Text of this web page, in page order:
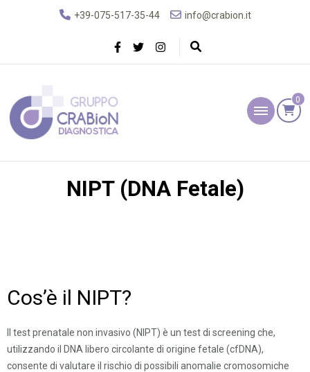
+39-075-517-35-44 info@crabion.it
Gruppo Crabion
Diagnostica
0
NIPT (DNA Fetale)
Cos’è il NIPT?
Il test prenatale non invasivo (NIPT) è un test di screening che,
utilizzando il DNA libero circolante di origine fetale (cfDNA),
consente di valutare il rischio di possibili anomalie cromosomiche